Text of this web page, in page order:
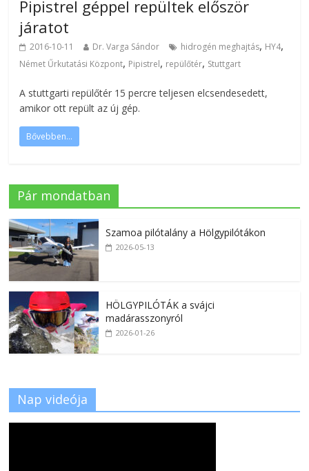
Pipistrel géppel repültek először
járatot
2016-10-11 Dr. Varga Sándor hidrogén meghajtás, HY4,
Német Űrkutatási Központ, Pipistrel, repülőtér, Stuttgart
A stuttgarti repülőtér 15 percre teljesen elcsendesedett,
amikor ott repült az új gép.
Bővebben...
Pár mondatban
Szamoa pilótalány a Hölgypilótákon
2026-05-13
HÖLGYPILÓTÁK a svájci
madárasszonyról
2026-01-26
Nap videója